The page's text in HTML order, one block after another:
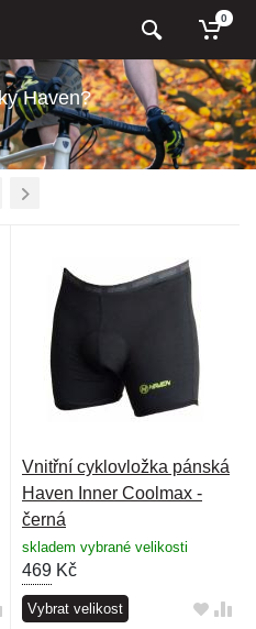
0
Haven?
Vnitřní cyklovložka pánská
Haven Inner Coolmax -
černá
skladem vybrané velikosti
469 Kč
Vybrat velikost